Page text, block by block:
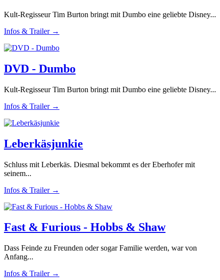
Kult-Regisseur Tim Burton bringt mit Dumbo eine geliebte Disney...
Infos & Trailer →
DVD - Dumbo
Kult-Regisseur Tim Burton bringt mit Dumbo eine geliebte Disney...
Infos & Trailer →
Leberkäsjunkie
Schluss mit Leberkäs. Diesmal bekommt es der Eberhofer mit
seinem...
Infos & Trailer →
Fast & Furious - Hobbs & Shaw
Dass Feinde zu Freunden oder sogar Familie werden, war von
Anfang...
Infos & Trailer →